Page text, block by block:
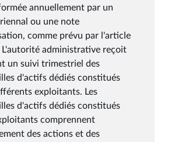
annuellement par un
ou une note
comme prévu par l'article
L'autorité administrative reçoit
un suivi trimestriel des
d'actifs dédiés constitués
exploitants. Les
d'actifs dédiés constitués
comprennent
des actions et des